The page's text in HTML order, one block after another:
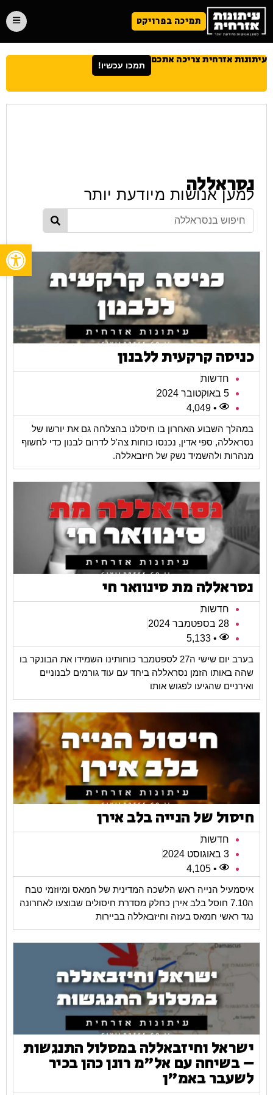
תמיכה בפרויקט
עיתונות אזרחית צריכה אתכם תמכו עכשיו!
נסראללה
למען אנושות מיודעת יותר
כניסה קרקעית ללבנון
חדשות
5 באוקטובר 2024
• 4,049
במהלך השבוע האחרון בו חיסלנו בהצלחה גם את יורשו של
נסראללה, ספי אדין, נכנסו כוחות צה'ל לדרום לבנון כדי לחשוף
מנהרות ולהשמיד נשק של חיזבאללה.
נסראללה מת סינוואר חי
חדשות
28 בספטמבר 2024
• 5,133
בערב יום שישי ה27 לספטמבר כוחותינו השמידו את הבונקר בו
שהה באותו הזמן נסראללה ביחד עם עוד גורמים לבנוניים
ואירניים שהגיעו לפגוש אותו
חיסול של הנייה בלב אירן
חדשות
3 באוגוסט 2024
• 4,105
איסמעיל הנייה ראש הלשכה המדינית של חמאס ומיוזמי טבח
ה7.10 חוסל בלב אירן כחלק מסדרת חיסולים שבוצעו לאחרונה
נגד ראשי חמאס בעזה וחיזבאללה בביירות
ישראל וחיזבאללה במסלול התנגשות
– בשיחה עם אל"מ רונן כהן בכיר
לשעבר באמ"ן